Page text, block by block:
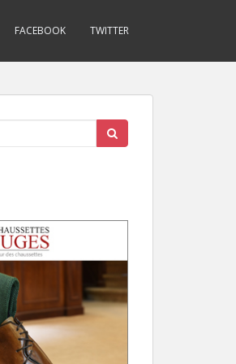
FACEBOOK TWITTER